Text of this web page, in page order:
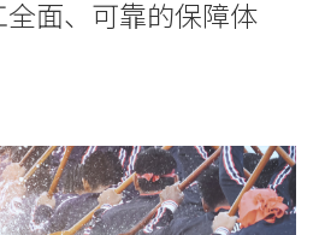
面、可靠的保障体